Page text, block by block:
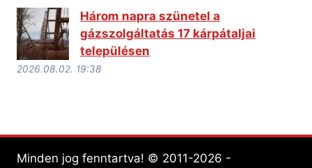
Három napra szünetel a
gázszolgáltatás 17 kárpátaljai
településen
2026.08.02. 19:38
Minden jog fenntartva! © 2011-2026 -